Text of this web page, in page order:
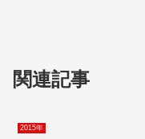
関連記事
2015年